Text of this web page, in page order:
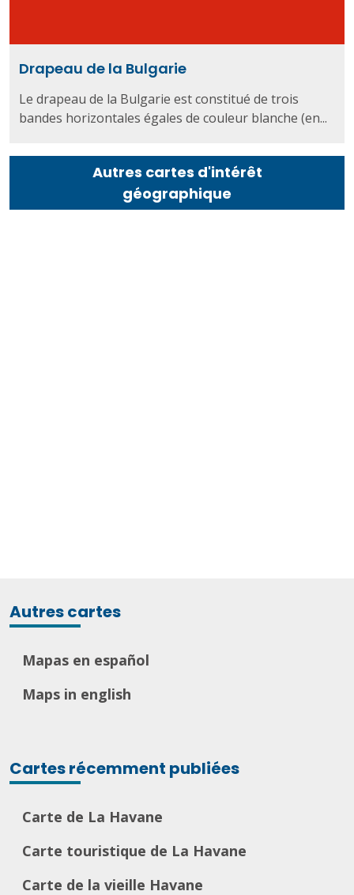
Drapeau de la Bulgarie
Le drapeau de la Bulgarie est constitué de trois
bandes horizontales égales de couleur blanche (en...
Autres cartes d'intérêt
géographique
Autres cartes
Mapas en español
Maps in english
Cartes récemment publiées
Carte de La Havane
Carte touristique de La Havane
Carte de la vieille Havane